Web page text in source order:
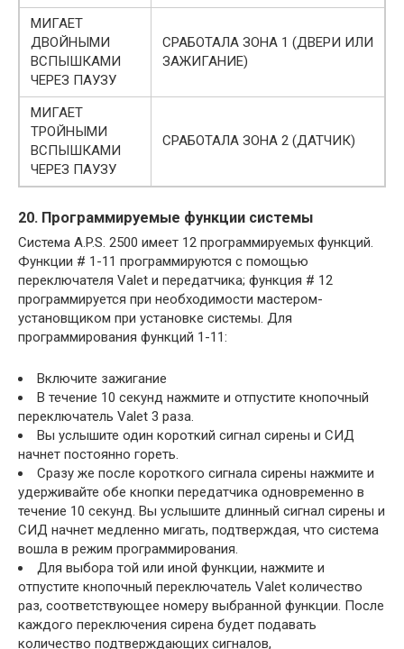
МИГАЕТ
ДВОЙНЫМИ
ВСПЫШКАМИ
ЧЕРЕЗ ПАУЗУ
СРАБОТАЛА ЗОНА 1 (ДВЕРИ ИЛИ
ЗАЖИГАНИЕ)
МИГАЕТ
ТРОЙНЫМИ
ВСПЫШКАМИ
ЧЕРЕЗ ПАУЗУ
СРАБОТАЛА ЗОНА 2 (ДАТЧИК)
20. Программируемые функции системы
Система A.P.S. 2500 имеет 12 программируемых функций.
Функции # 1-11 программируются с помощью
переключателя Valet и передатчика; функция # 12
программируется при необходимости мастером-
установщиком при установке системы. Для
программирования функций 1-11:
Включите зажигание
В течение 10 секунд нажмите и отпустите кнопочный
переключатель Valet 3 раза.
Вы услышите один короткий сигнал сирены и СИД
начнет постоянно гореть.
Сразу же после короткого сигнала сирены нажмите и
удерживайте обе кнопки передатчика одновременно в
течение 10 секунд. Вы услышите длинный сигнал сирены и
СИД начнет медленно мигать, подтверждая, что система
вошла в режим программирования.
Для выбора той или иной функции, нажмите и
отпустите кнопочный переключатель Valet количество
раз, соответствующее номеру выбранной функции. После
каждого переключения сирена будет подавать
количество подтверждающих сигналов,